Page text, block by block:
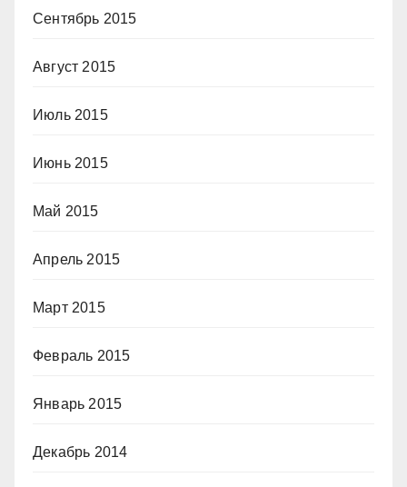
Сентябрь 2015
Август 2015
Июль 2015
Июнь 2015
Май 2015
Апрель 2015
Март 2015
Февраль 2015
Январь 2015
Декабрь 2014